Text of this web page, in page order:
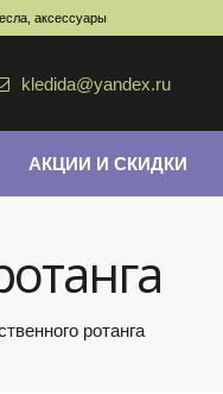
аксессуары
kledida@yandex.ru
АКЦИИ И СКИДКИ
ротанга